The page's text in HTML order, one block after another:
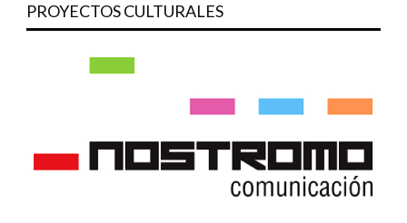
PROYECTOS CULTURALES